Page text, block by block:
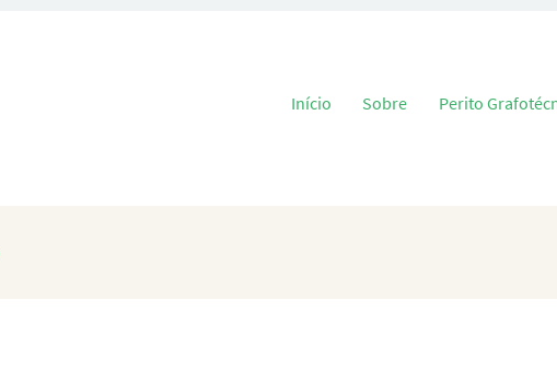
Pular para o conteúdo
Início Sobre Perito